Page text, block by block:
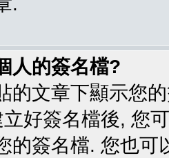
人的簽名檔?
的文章下顯示您
好簽名檔後, 您
的簽名檔. 您也